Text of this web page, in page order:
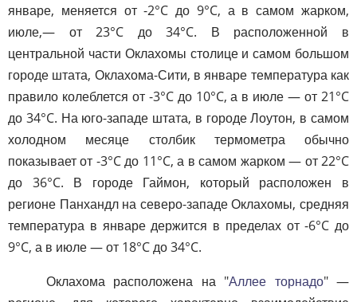
январе, меняется от -2°C до 9°C, а в самом жарком,
июле,— от 23°C до 34°C. В расположенной в
центральной части Оклахомы столице и самом большом
городе штата, Оклахома-Сити, в январе температура как
правило колеблется от -3°C до 10°C, а в июле — от 21°C
до 34°C. На юго-западе штата, в городе Лоутон, в самом
холодном месяце столбик термометра обычно
показывает от -3°C до 11°C, а в самом жарком — от 22°C
до 36°C. В городе Гаймон, который расположен в
регионе Панхандл на северо-западе Оклахомы, средняя
температура в январе держится в пределах от -6°C до
9°C, а в июле — от 18°C до 34°C.
Оклахома расположена на "Аллее торнадо" —